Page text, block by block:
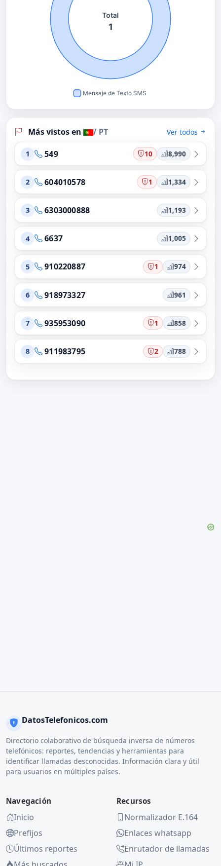
Más vistos en / PT Ver todos
1 549 10 8,990
2 604010578 1 1,334
3 6303000888 1,193
4 6637 1,005
5 910220887 1 974
6 918973327 961
7 935953090 1 858
8 911983795 2 788
DatosTelefonicos.com
Directorio colaborativo de búsqueda inversa de números
telefónicos: reportes, tendencias y herramientas para
identificar llamadas desconocidas. Información clara y útil
para usuarios en múltiples países.
Navegación
Inicio
Prefijos
Últimos reportes
Recursos
Normalizador E.164
Enlaces whatsapp
Enrutador de llamadas